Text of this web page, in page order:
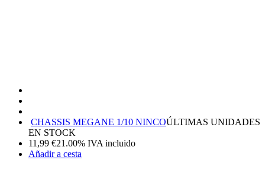
CHASSIS MEGANE 1/10 NINCOÚLTIMAS UNIDADES
EN STOCK
11,99 €21.00% IVA incluido
Añadir a cesta